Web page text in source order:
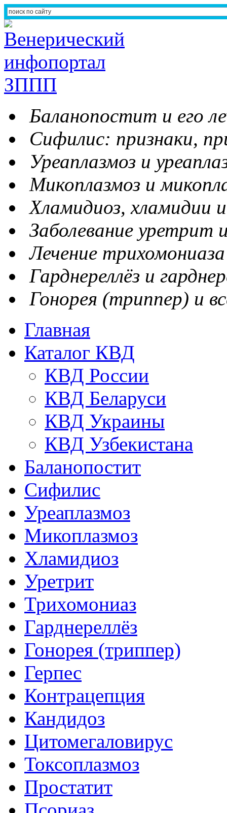
Баланопостит и его
Сифилис: признаки,
Уреаплазмоз и
Микоплазмоз и
Хламидиоз, хламидии
Заболевание уретрит
Лечение
Гарднереллёз и
Гонорея (триппер) и
Главная
Каталог КВД
КВД России
КВД Беларуси
КВД Украины
КВД Узбекистана
Баланопостит
Сифилис
Уреаплазмоз
Микоплазмоз
Хламидиоз
Уретрит
Трихомониаз
Гарднереллёз
Гонорея (триппер)
Герпес
Контрацепция
Кандидоз
Цитомегаловирус
Токсоплазмоз
Простатит